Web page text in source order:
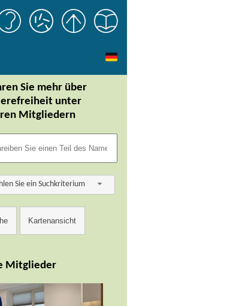
Sie mehr über
unter
Mitgliedern
Sie ein Suchkriterium
Mitglieder